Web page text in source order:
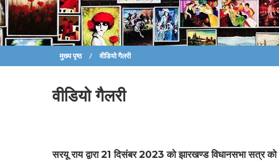
मुख्य पृष्ठ वीडियो गैलरी
वीडियो गैलरी
सरयू राय द्वारा 21 दिसंबर 2023 को झारखण्ड विधानसभा सत्र